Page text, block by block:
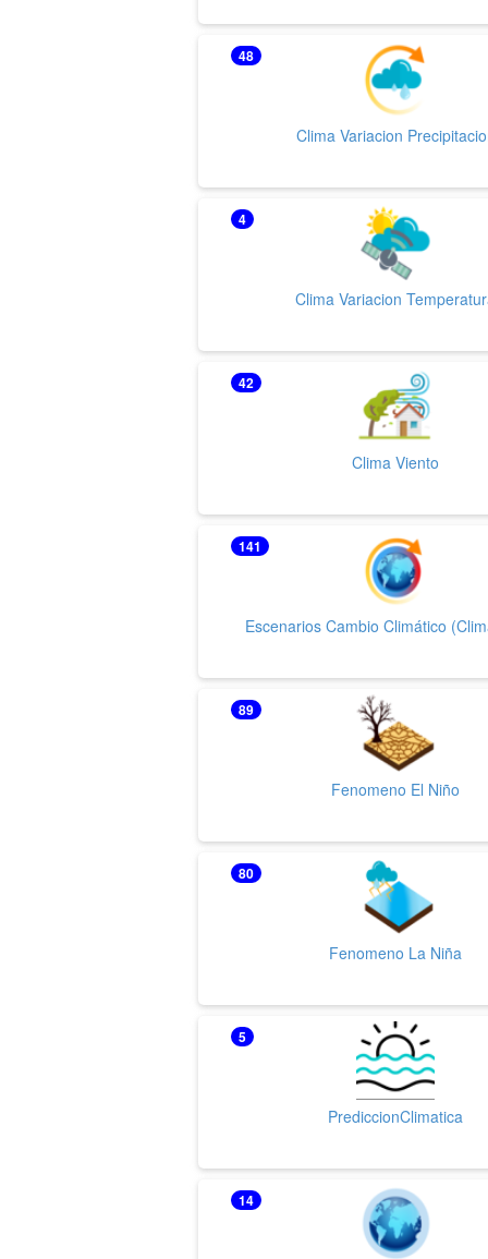
Clima Variacion
48
Clima Variacion
4
Clima Viento
42
Escenarios Cambio Climático
141
Fenomeno El Niño
89
Fenomeno La Niña
80
PrediccionClimatica
5
14